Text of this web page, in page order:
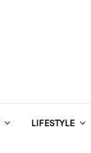
LIFESTYLE